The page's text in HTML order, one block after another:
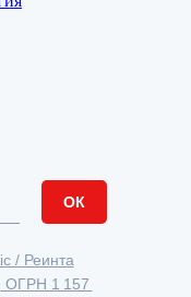
ОК
/ Реинта
1 157